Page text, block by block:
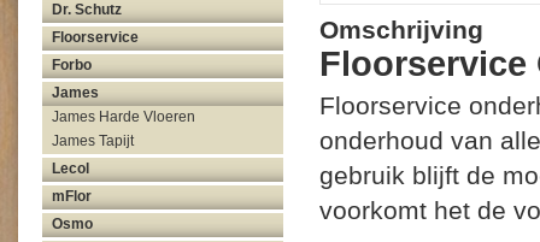
Dr. Schutz
Floorservice
Forbo
James
James Harde Vloeren
James Tapijt
Lecol
mFlor
Osmo
Omschrijving
Floorservice
Floorservice
onderhoud van
gebruik blijft de
voorkomt het de